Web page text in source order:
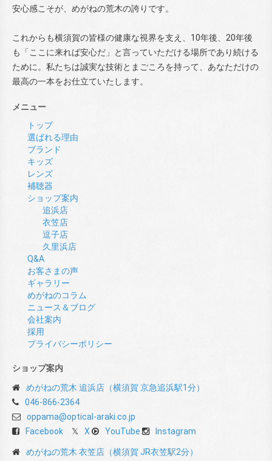
安心感こそが、めがねの荒木の誇りです。
これからも横須賀の皆様の健康な視界を支え、10年後、20年後
も「ここに来れば安心だ」と言っていただける場所であり続ける
ために。私たちは誠実な技術とまごころを持って、あなただけの
最高の一本をお仕立ていたします。
メニュー
トップ
選ばれる理由
ブランド
キッズ
レンズ
補聴器
ショップ案内
追浜店
衣笠店
逗子店
久里浜店
Q&A
お客さまの声
ギャラリー
めがねのコラム
ニュース＆ブログ
会社案内
採用
プライバシーポリシー
ショップ案内
めがねの荒木 追浜店（横須賀 京急追浜駅1分）
046-866-2364
oppama@optical-araki.co.jp
Facebook
X YouTube Instagram
めがねの荒木 衣笠店（横須賀 JR衣笠駅2分）